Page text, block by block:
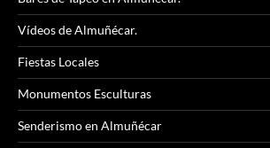
Vídeos de Almuñécar.
Fiestas Locales
Monumentos Esculturas
Senderismo en Almuñécar